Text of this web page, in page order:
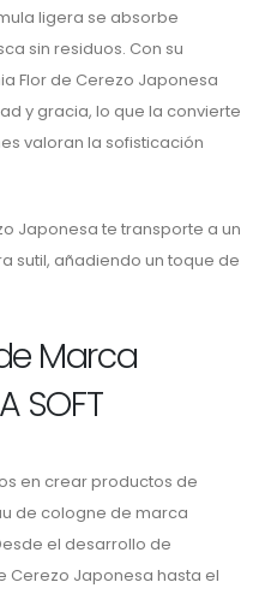
ligera se absorbe
sin residuos. Con su
Flor de Cerezo Japonesa
y gracia, lo que la convierte
valoran la sofisticación
Japonesa te transporte a un
sutil, añadiendo un toque de
Marca
SOFT
en crear productos de
de cologne de marca
el desarrollo de
Cerezo Japonesa hasta el